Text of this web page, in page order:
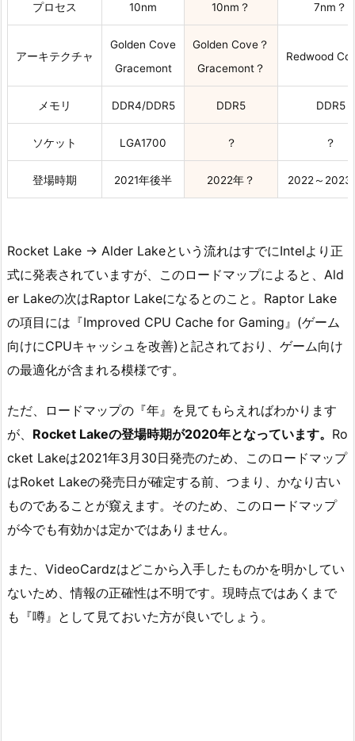
プロセス 10nm 10nm？ 7nm？
アーキテクチャ
Golden Cove
Gracemont
Golden Cove？
Gracemont？
Redwood
メモリ DDR4/DDR5 DDR5 DDR5
ソケット LGA1700 ？ ？
登場時期 2021年後半 2022年？ 2022～2023
Rocket Lake → Alder Lakeという流れはすでにIntelより正
式に発表されていますが、このロードマップによると、Ald
er Lakeの次はRaptor Lakeになるとのこと。Raptor Lake
の項目には『Improved CPU Cache for Gaming』(ゲーム
向けにCPUキャッシュを改善)と記されており、ゲーム向け
の最適化が含まれる模様です。
ただ、ロードマップの『年』を見てもらえればわかります
が、 Rocket Lakeの登場時期が2020年となっています。 Ro
cket Lakeは2021年3月30日発売のため、このロードマップ
はRoket Lakeの発売日が確定する前、つまり、かなり古い
ものであることが窺えます。そのため、このロードマップ
が今でも有効かは定かではありません。
また、VideoCardzはどこから入手したものかを明かしてい
ないため、情報の正確性は不明です。現時点ではあくまで
も『噂』として見ておいた方が良いでしょう。